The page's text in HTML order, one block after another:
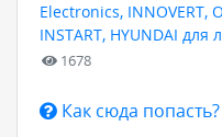
Electronics, INNOVERT,
INSTART, HYUNDAI для
1678
Как сюда попасть?